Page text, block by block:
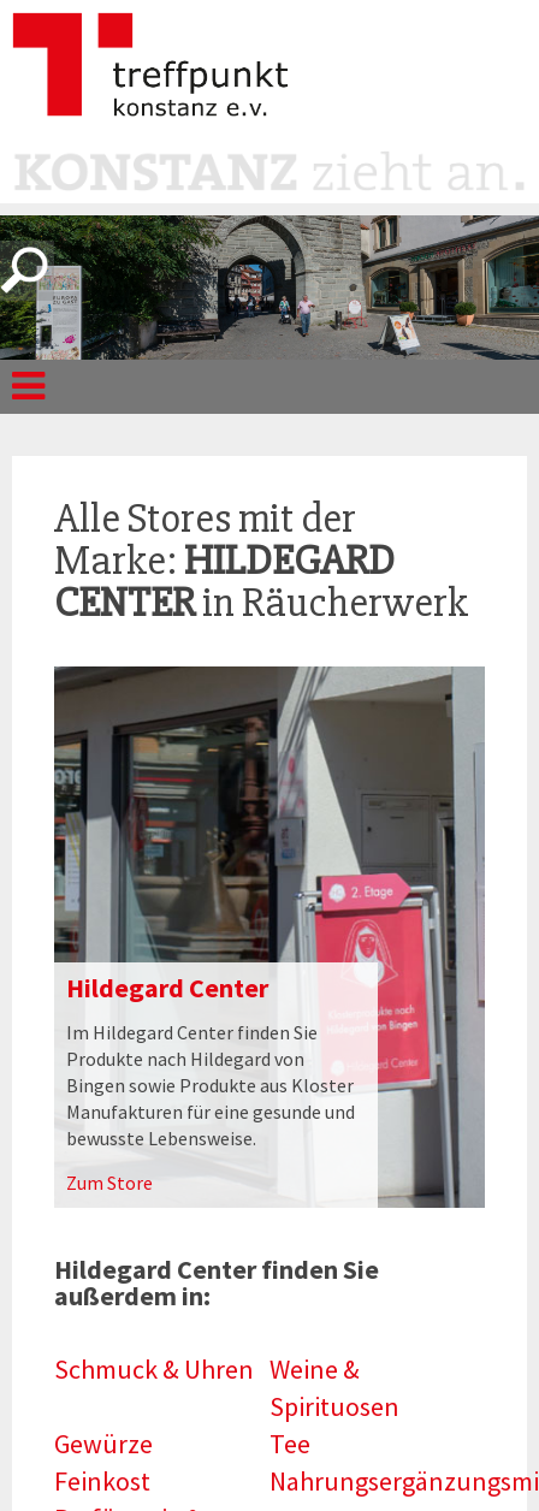
Alle Stores mit der
Marke: HILDEGARD
CENTERin Räucherwerk
Hildegard Center
Im Hildegard Center finden Sie
Produkte nach Hildegard von
Bingen sowie Produkte aus Kloster
Manufakturen für eine gesunde und
bewusste Lebensweise.
Zum Store
Hildegard Center finden Sie
außerdem in:
Schmuck & Uhren Weine &
Spirituosen
Gewürze
Tee
Feinkost